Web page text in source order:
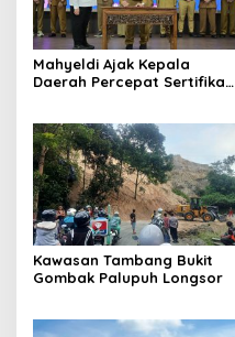
Mahyeldi Ajak Kepala
Daerah Percepat Sertifikasi
Nasional
Kawasan Tambang Bukit
Gombak Palupuh Longsor